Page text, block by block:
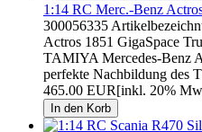
1:14 RC Merc.-Benz
300056335
Actros 1851 GigaSpace
TAMIYA Mercedes-Benz
perfekte Nachbildung des
465.00 EUR[inkl. 20%